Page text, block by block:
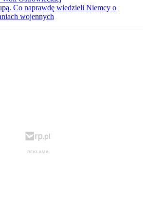
Co naprawdę wiedzieli Niemcy o
wojennych